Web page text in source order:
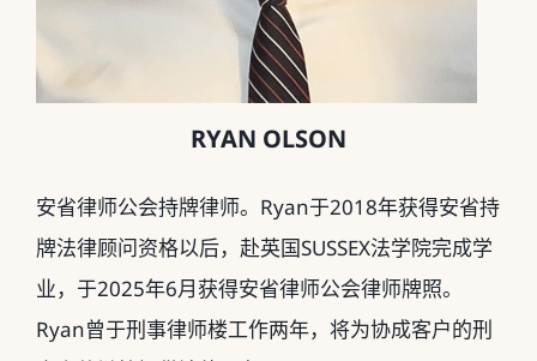
RYAN OLSON
安省律师公会持牌律师。Ryan于2018年获得安省持
牌法律顾问资格以后，赴英国SUSSEX法学院完成学
业，于2025年6月获得安省律师公会律师牌照。
Ryan曾于刑事律师楼工作两年，将为协成客户的刑